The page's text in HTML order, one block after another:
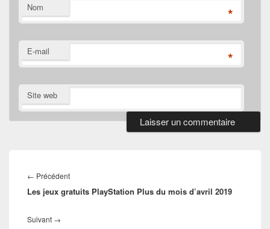
Nom *
E-mail *
Site web
de
l’article
← PrécédentArticle
précédent :
Les jeux gratuits PlayStation Plus du mois d’avril 2019
Suivant →